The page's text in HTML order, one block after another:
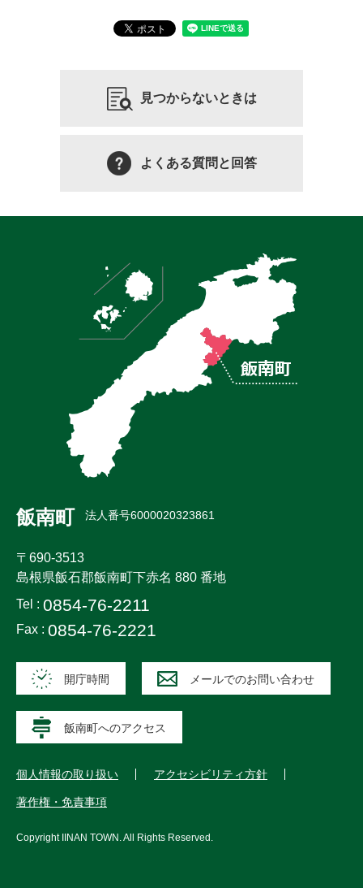
見つからないときは
よくある質問と回答
飯南町 法人番号6000020323861
〒690-3513
島根県飯石郡飯南町下赤名 880 番地
Tel : 0854-76-2211
Fax : 0854-76-2221
開庁時間 メールでのお問い合わせ
飯南町へのアクセス
個人情報の取り扱い アクセシビリティ方針
著作権・免責事項
Copyright IINAN TOWN . All Rights Reserved.